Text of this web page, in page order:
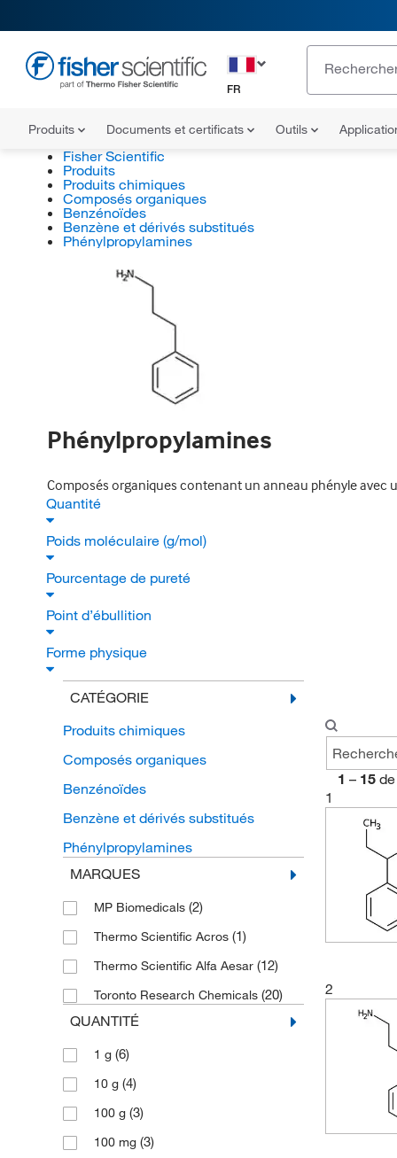
FR
Produits Documents et certificats Outils
Fisher Scientific
Produits
Produits chimiques
Composés organiques
Benzénoïdes
Benzène et dérivés substitués
Phénylpropylamines
Phénylpropylamines
Composés organiques contenant un anneau phényle avec
Quantité
Poids moléculaire (g/mol)
Pourcentage de pureté
Point d’ébullition
Forme physique
CATÉGORIE
Produits chimiques
Composés organiques
Benzénoïdes
Benzène et dérivés substitués
Phénylpropylamines
MARQUES
MP Biomedicals (2)
Thermo Scientific Acros (1)
Thermo Scientific Alfa Aesar (12)
Toronto Research Chemicals (20)
QUANTITÉ
1 g (6)
10 g (4)
100 g (3)
100 mg (3)
1 – 15 de
1
2